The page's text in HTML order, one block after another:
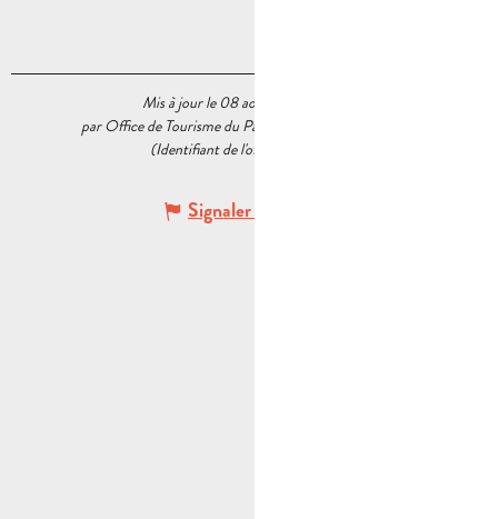
Mis à jour le 08 août 2026 à 10:52
par Office de Tourisme du Pays d’Aubagne et de l’Étoile
(Identifiant de l'offre :
Signaler une erreur